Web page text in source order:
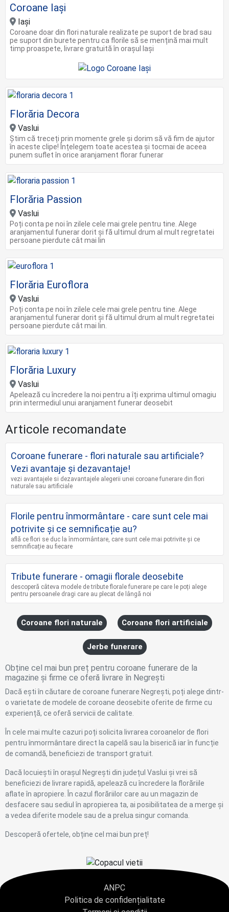
Coroane Iași
Iași
Coroane doar din flori naturale realizate pe suport de brad sau
pe suport din burete pentru ca florile să se mențină mai mult
timp proaspete, livrare gratuită în oraşul Iaşi
Florăria Decora
Vaslui
Știm că treceți prin momente grele și dorim să vă fim de ajutor
în aceste clipe! Înțelegem toate acestea și tocmai de aceea
punem suflet în orice aranjament florar funerar
Florăria Passion
Vaslui
Poți conta pe noi în zilele cele mai grele pentru tine. Alege
aranjamentul funerar dorit și fă ultimul drum al mult regretatei
persoane pierdute cât mai lin
Florăria Euroflora
Vaslui
Poți conta pe noi în zilele cele mai grele pentru tine. Alege
aranjamentul funerar dorit și fă ultimul drum al mult regretatei
persoane pierdute cât mai lin.
Florăria Luxury
Vaslui
Apelează cu încredere la noi pentru a îți exprima ultimul omagiu
prin intermediul unui aranjament funerar deosebit
Articole recomandate
Coroane funerare - flori naturale sau artificiale?
Vezi avantaje și dezavantaje!
vezi avantajele si dezavantajele alegerii unei coroane funerare din flori
naturale sau artificiale
Florile pentru înmormântare - care sunt cele mai
potrivite și ce semnificație au?
află ce flori se duc la înmormântare, care sunt cele mai potrivite și ce
semnificație au fiecare
Tribute funerare - omagii florale deosebite
descoperă câteva modele de tribute florale funerare pe care le poți alege
pentru persoanele dragi care au plecat de lângă noi
Coroane flori naturale Coroane flori artificiale
Jerbe funerare
Obține cel mai bun preț pentru coroane funerare de la
magazine și firme ce oferă livrare în Negrești
Dacă ești în căutare de coroane funerare Negrești, poți alege dintr-
o varietate de modele de coroane deosebite oferite de firme cu
experiență, ce oferă servicii de calitate.
În cele mai multe cazuri poți solicita livrarea coroanelor de flori
pentru înmormântare direct la capelă sau la biserică iar în funcție
de comandă, beneficiezi de transport gratuit.
Dacă locuiești în orașul Negrești din județul Vaslui și vrei să
beneficiezi de livrare rapidă, apelează cu încredere la florăriile
aflate în apropiere. În cazul florăriilor care au un magazin de
desfacere sau sediul în apropierea ta, ai posibilitatea de a merge și
a vedea diferite modele sau de a prelua singur comanda.
Descoperă ofertele, obține cel mai bun preț!
ANPC
Politica de confidențialitate